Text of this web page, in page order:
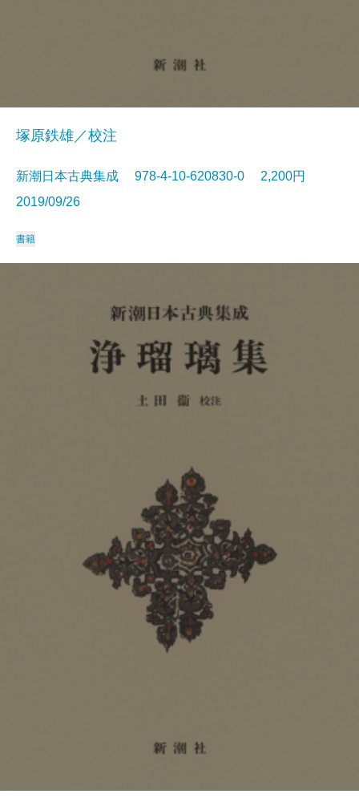
塚原鉄雄／校注
新潮日本古典集成 978-4-10-620830-0 2,200円
2019/09/26
書籍